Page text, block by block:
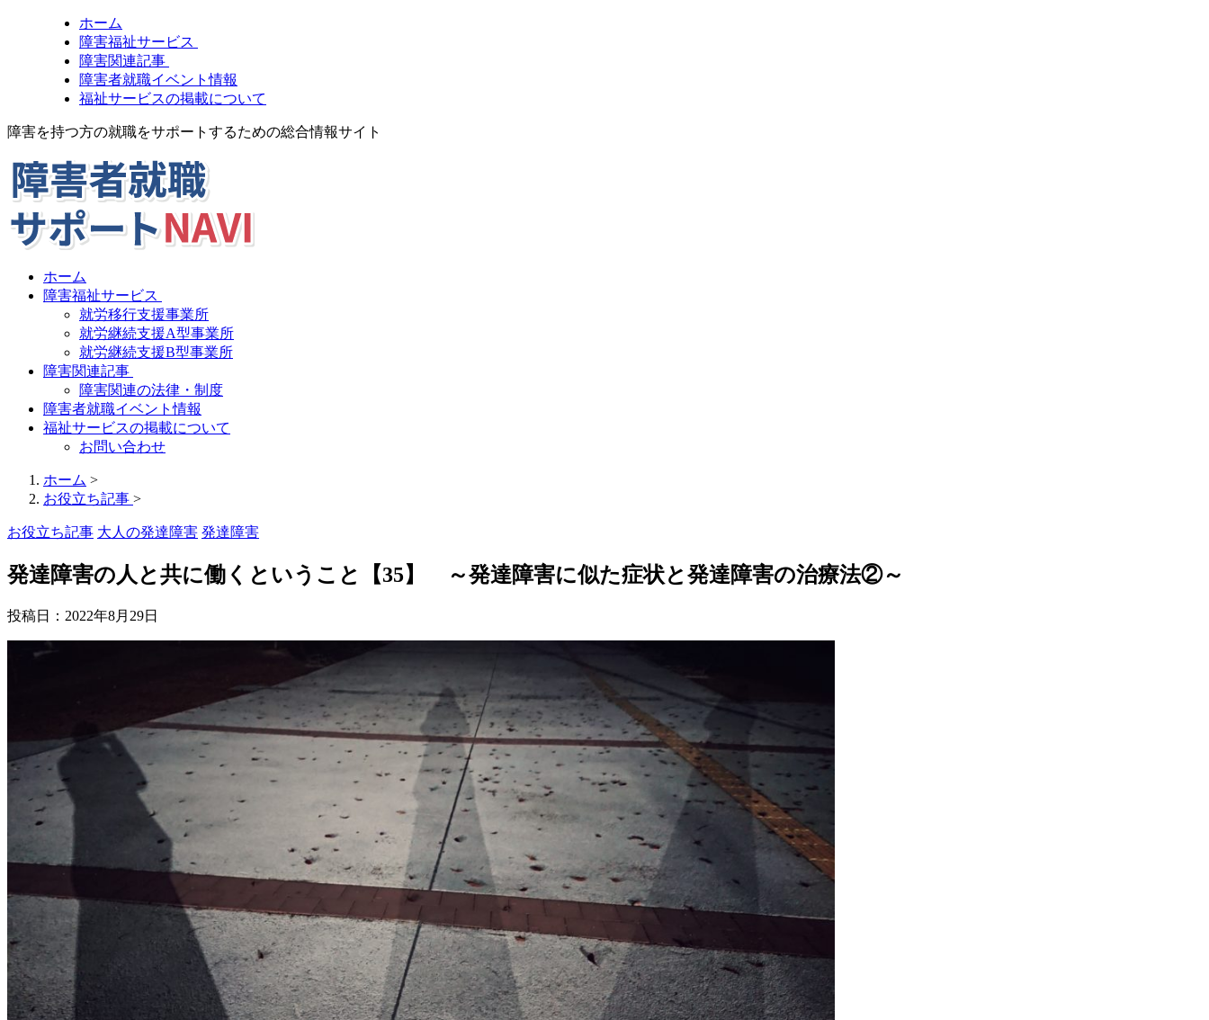
ホーム
障害福祉サービス
障害関連記事
障害者就職イベント情報
福祉サービスの掲載について
障害を持つ方の就職をサポートするための総合情報サイト
ホーム
障害福祉サービス
就労移行支援事業所
就労継続支援A型事業所
就労継続支援B型事業所
障害関連記事
障害関連の法律・制度
障害者就職イベント情報
福祉サービスの掲載について
お問い合わせ
ホーム >
お役立ち記事 >
お役立ち記事 大人の発達障害 発達障害
発達障害の人と共に働くということ【35】 ～発達障害に似た症状と発達障害の治療法②～
投稿日： 2022年8月29日